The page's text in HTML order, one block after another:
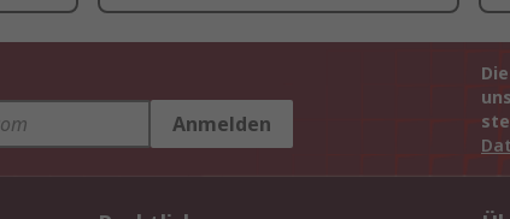
Anmelden